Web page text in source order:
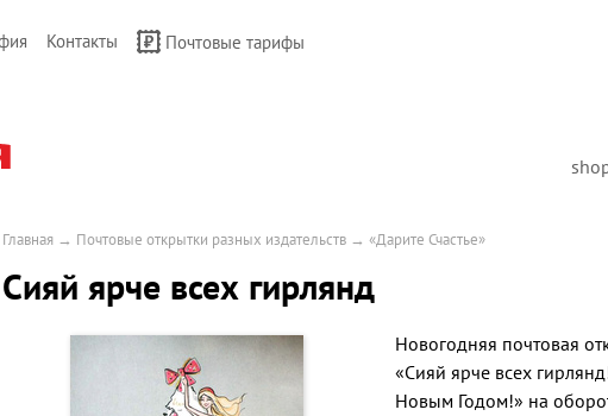
Контакты Почтовые тарифы
Главная → Почтовые открытки разных издательств → «Дарите Счастье»
Сияй ярче всех гирлянд
Новогодняя почтовая
«Сияй ярче всех
Новым Годом!» на